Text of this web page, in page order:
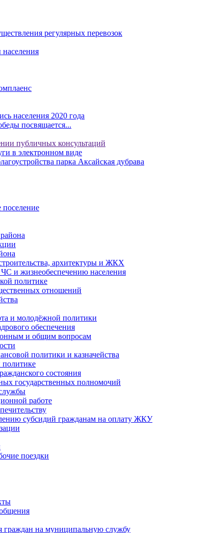
регулярных перевозок
населения 2020 года
посвящается...
публичных консультаций
в электронном виде
парка Аксайская дубрава
поселение
архитектуры и ЖКХ
и жизнеобеспечению населения
политике
отношений
и молодёжной политики
обеспечения
и общим вопросам
политики и казначейства
политике
состояния
государственных полномочий
работе
субсидий гражданам на оплату ЖКУ
поездки
граждан на муниципальную службу